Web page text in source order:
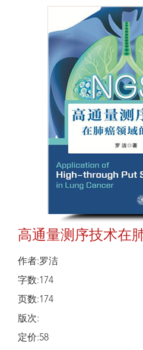
高通量测序技术在
作者:罗洁
字数:174
页数:174
版次:
定价:58